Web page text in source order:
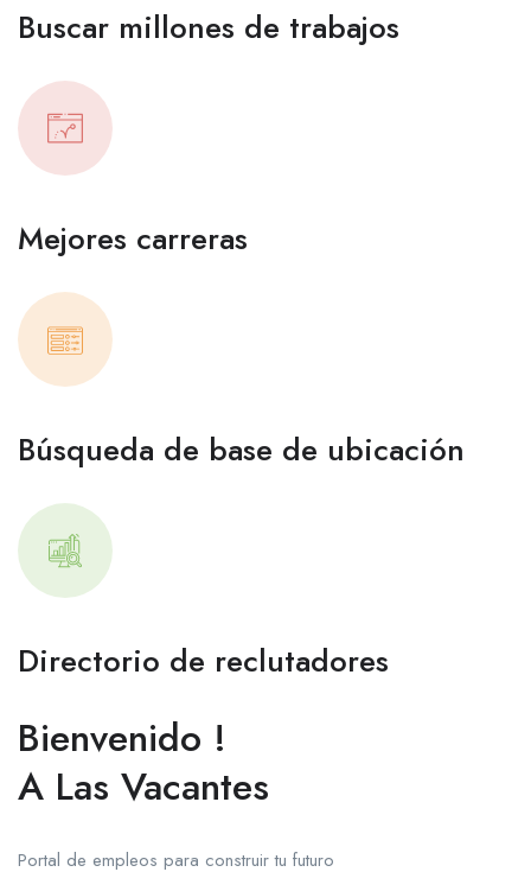
Buscar millones de trabajos
Mejores carreras
Búsqueda de base de ubicación
Directorio de reclutadores
Bienvenido !
A Las Vacantes
Portal de empleos para construir tu futuro